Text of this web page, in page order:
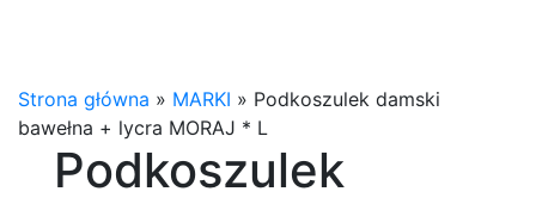
Strona główna » MARKI » Podkoszulek damski
bawełna + lycra MORAJ * L
Podkoszulek